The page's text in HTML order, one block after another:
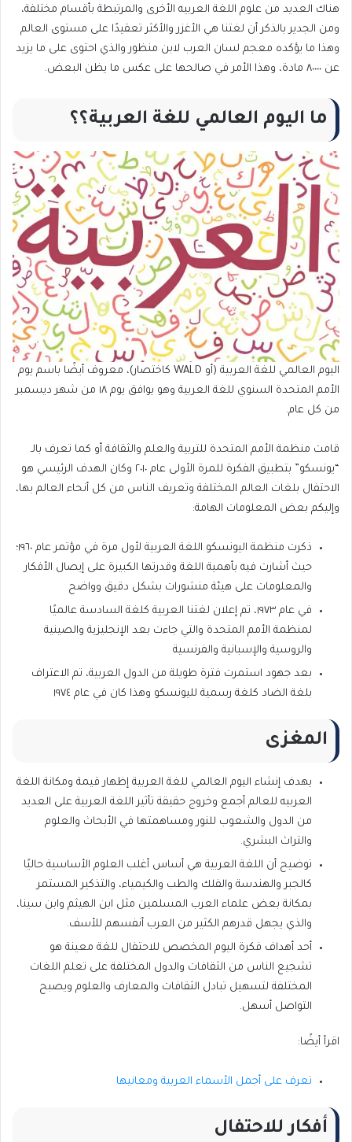
هناك العديد من علوم اللغة العربيه الأخرى والمرتبطة بأقسام مختلفة،
ومن الجدير بالذكر أن لغتنا هي الأغزر والأكثر تعقيدًا على مستوى العالم
وهذا ما يؤكده معجم لسان العرب لابن منظور والذي احتوى على ما يزيد
عن ٨٠٠٠٠ مادة، وهذا الأمر في صالحها على عكس ما يظن البعض.
ما اليوم العالمي للغة العربية؟؟
اليوم العالمي للغة العربية (أو WALD كاختصار)، معروف أيضًا باسم يوم
الأمم المتحدة السنوي للغة العربية وهو يوافق يوم ١٨ من شهر ديسمبر
من كل عام.
قامت منظمة الأمم المتحدة للتربية والعلم والثقافة أو كما تعرف بالـ
“يونسكو” بتطبيق الفكرة للمرة الأولى عام ٢٠١٠ وكان الهدف الرئيسي هو
الاحتفال بلغات العالم المختلفة وتعريف الناس من كل أنحاء العالم بها،
وإليكم بعض المعلومات الهامة:
ذكرت منظمة اليونسكو اللغة العربية لأول مرة في مؤتمر عام ١٩٦٠؛
حيث أشارت فيه بأهمية اللغة وقدرتها الكبيرة على إيصال الأفكار
والمعلومات على هيئة منشورات بشكل دقيق وواضح
في عام ١٩٧٣، تم إعلان لغتنا العربية كلغة السادسة عالميًا
لمنظمة الأمم المتحدة والتي جاءت بعد الإنجليزية والصينية
والروسية والإسبانية والفرنسية
بعد جهود استمرت فترة طويلة من الدول العربية، تم الاعتراف
بلغة الضاد كلغة رسمية لليونسكو وهذا كان في عام ١٩٧٤
المغزى
يهدف إنشاء اليوم العالمي للغة العربية إظهار قيمة ومكانة اللغة
العربيه للعالم أجمع وخروج حقيقة تأثير اللغة العربية على العديد
من الدول والشعوب للنور ومساهمتها في الأبحاث والعلوم
والتراث البشري.
توضيح أن اللغة العربية هي أساس أغلب العلوم الأساسية حاليًا
كالجبر والهندسة والفلك والطب والكيمياء، والتذكير المستمر
بمكانة بعض علماء العرب المسلمين مثل ابن الهيثم وابن سينا،
والذي يجهل قدرهم الكثير من العرب أنفسهم للأسف.
أحد أهداف فكرة اليوم المخصص للاحتفال للغة معينة هو
تشجيع الناس من الثقافات والدول المختلفة على تعلم اللغات
المختلفة لتسهيل تبادل الثقافات والمعارف والعلوم ويصبح
التواصل أسهل.
اقرأ أيضًا:
تعرف على أجمل الأسماء العربية ومعانيها
أفكار للاحتفال